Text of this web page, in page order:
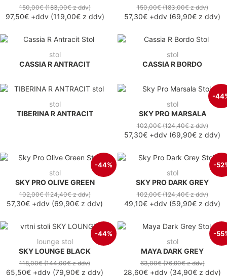
150,00€(183,00€z ddv)
97,50€+ddv(119,00€z ddv)
150,00€(183,00€z ddv)
57,30€ +ddv (69,90€ z ddv)
stol
CASSIA R ANTRACIT
stol
CASSIA R BORDO
stol
TIBERINA R ANTRACIT
-
stol
SKY PRO MARSALA
102,00€(124,40€z ddv)
57,30€ +ddv (69,90€ z ddv)
-44%
stol
SKY PRO OLIVE GREEN
102,00€(124,40€z ddv)
57,30€ +ddv (69,90€ z ddv)
-
stol
SKY PRO DARK GREY
102,00€(124,40€z ddv)
49,10€ +ddv (59,90€ z ddv)
-44%
lounge stol
SKY LOUNGE BLACK
118,00€(144,00€z ddv)
65,50€ +ddv (79,90€ z ddv)
-
stol
MAYA DARK GREY
63,00€(76,90€z ddv)
28,60€ +ddv (34,90€ z ddv)